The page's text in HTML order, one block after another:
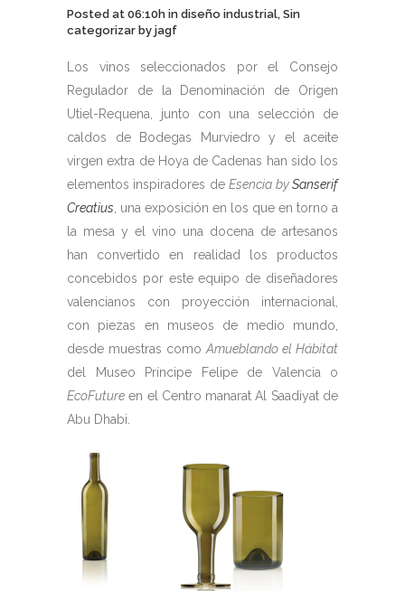
Posted at 06:10h in diseño industrial, Sin
categorizar by jagf
Los vinos seleccionados por el Consejo
Regulador de la Denominación de Origen
Utiel-Requena, junto con una selección de
caldos de Bodegas Murviedro y el aceite
virgen extra de Hoya de Cadenas han sido los
elementos inspiradores deEsencia bySanserif
Creatius , una exposición en los que en torno a
la mesa y el vino una docena de artesanos
han convertido en realidad los productos
concebidos por este equipo de diseñadores
valencianos con proyección internacional,
con piezas en museos de medio mundo,
desde muestras como Amueblando el Hábitat
del Museo Príncipe Felipe de Valencia o
EcoFuture en el Centro manarat Al Saadiyat de
Abu Dhabi.